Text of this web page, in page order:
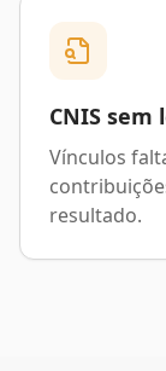
CNIS
Vínculos
resultado.